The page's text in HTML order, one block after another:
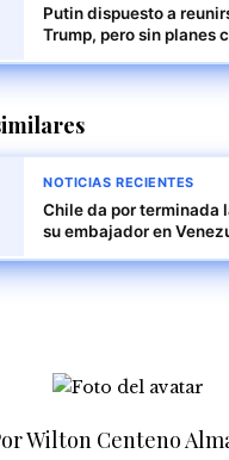
Putin dispuesto a
Trump, pero sin planes
NOTICIAS RECIENTES
Chile da por terminada
su embajador en
Wilton Centeno